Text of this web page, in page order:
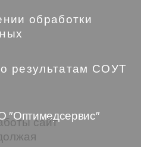
обработки
результатам СОУТ
″Оптимедсервис″
сайт